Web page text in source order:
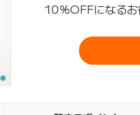
10％OFFになるお